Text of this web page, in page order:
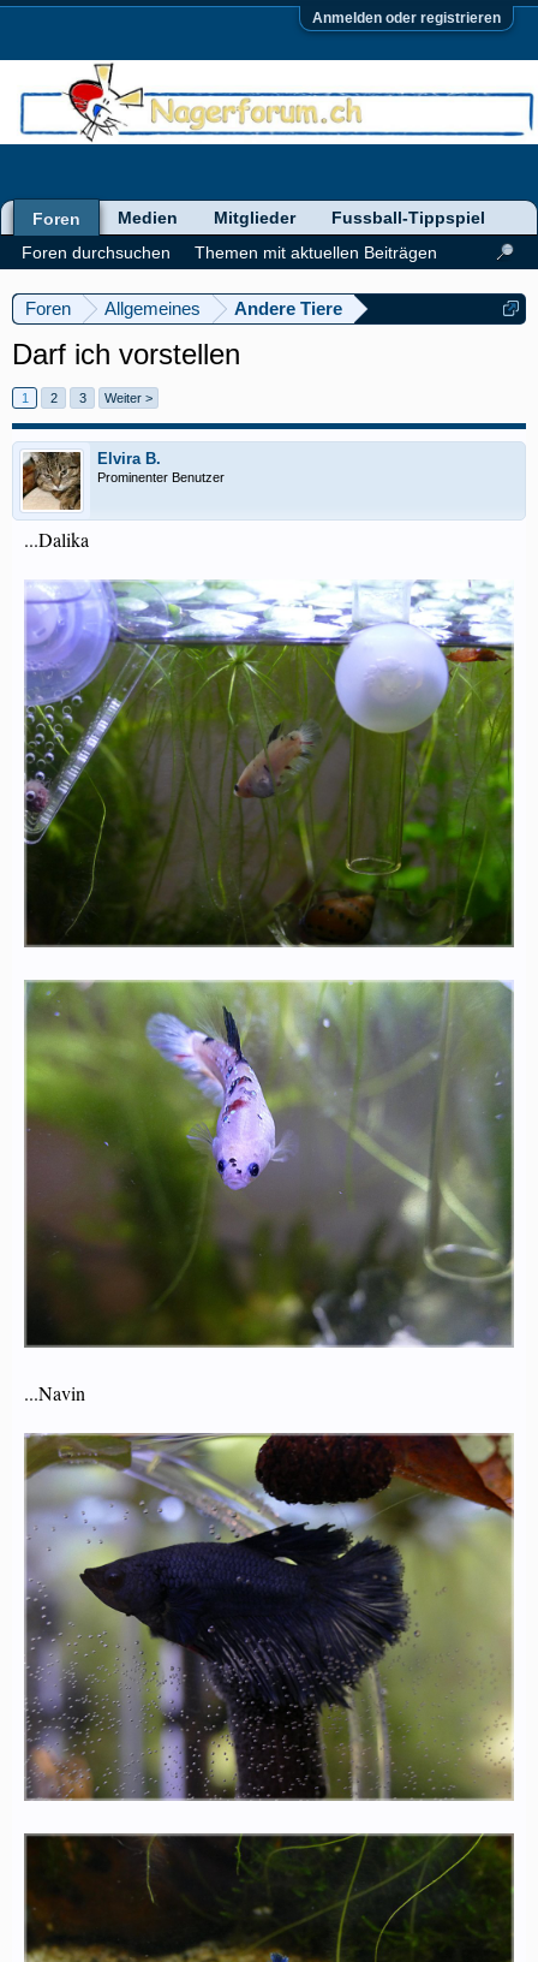
Anmelden oder registrieren
Foren Allgemeines Andere Tiere
Darf ich vorstellen
1 2 3 Weiter >
Elvira B.
Prominenter Benutzer
...Dalika
...Navin
Foren
Foren durchsuchen
Themen mit aktuellen Beiträgen
Medien Mitglieder Fussball-Tippspiel